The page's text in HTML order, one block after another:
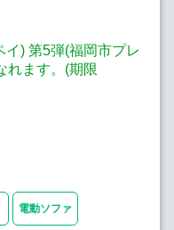
) 第5弾(福岡市プレ
れます。(期限
電動ソファ